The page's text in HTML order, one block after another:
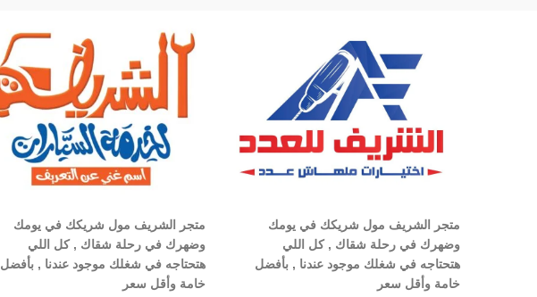
متجر الشريف مول شريكك في يومك
وضهرك في رحلة شقاك , كل اللي
هتحتاجه في شغلك موجود عندنا , بأفضل
خامة وأقل سعر
متجر الشريف مول شريكك في يومك
وضهرك في رحلة شقاك , كل اللي
هتحتاجه في شغلك موجود عندنا , بأفضل
خامة وأقل سعر